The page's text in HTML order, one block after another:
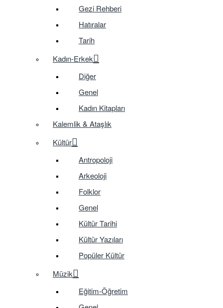
Gezi Rehberi
Hatıralar
Tarih
Kadın-Erkek
Diğer
Genel
Kadın Kitapları
Kalemlik & Ataşlık
Kültür
Antropoloji
Arkeoloji
Folklor
Genel
Kültür Tarihi
Kültür Yazıları
Popüler Kültür
Müzik
Eğitim-Öğretim